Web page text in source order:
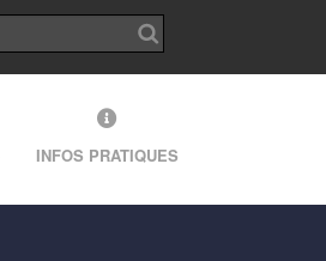
INFOS PRATIQUES